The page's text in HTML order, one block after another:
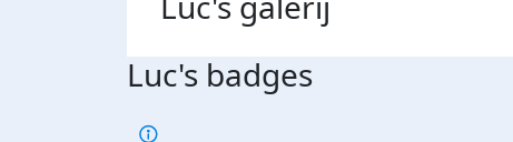
Luc's badges